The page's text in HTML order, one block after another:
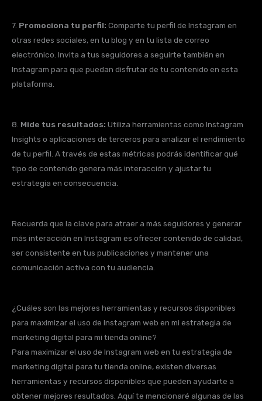
7. Promociona tu perfil: Comparte tu perfil de Instagram en
otras redes sociales, en tu blog y en tu lista de correo
electrónico. Invita a tus seguidores a seguirte también en
Instagram para que puedan disfrutar de tu contenido en esta
plataforma.
8. Mide tus resultados: Utiliza herramientas como Instagram
Insights o aplicaciones de terceros para analizar el rendimiento
de tu perfil. A través de estas métricas podrás identificar qué
tipo de contenido genera más interacción y ajustar tu
estrategia en consecuencia.
Recuerda que la clave para atraer a más seguidores y generar
más interacción en Instagram es ofrecer contenido de calidad,
ser consistente en tus publicaciones y mantener una
comunicación activa con tu audiencia.
¿Cuáles son las mejores herramientas y recursos disponibles
para maximizar el uso de Instagram web en mi estrategia de
marketing digital para mi tienda online?
Para maximizar el uso de Instagram web en tu estrategia de
marketing digital para tu tienda online, existen diversas
herramientas y recursos disponibles que pueden ayudarte a
obtener mejores resultados. Aquí te mencionaré algunas de las